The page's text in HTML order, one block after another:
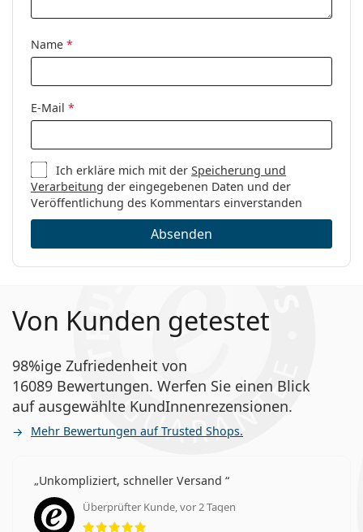
Code:
CK19529 001 17 54
Name *
E-Mail *
Ich erkläre mich mit derSpeicherung und
Verarbeitung der eingegebenen Daten und der
Veröffentlichung des Kommentars einverstanden
Absenden
Von Kunden getestet
98%ige Zufriedenheit von
16089 Bewertungen. Werfen Sie einen Blick
auf ausgewählte KundInnenrezensionen.
Mehr Bewertungen auf Trusted Shops.
Unkompliziert, schneller Versand
Überprüfter Kunde, vor 2 Tagen
Bewertung 5 aus 5